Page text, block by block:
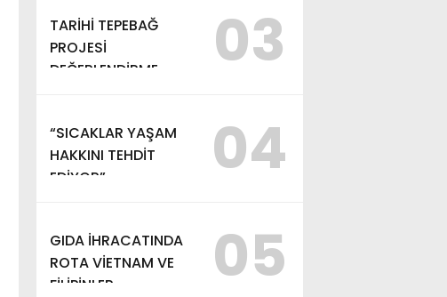
TARİHİ TEPEBAĞ
PROJESİ
DEĞERLENDİRME
03
“SICAKLAR YAŞAM
HAKKINI TEHDİT
EDİYOR”
04
GIDA İHRACATINDA
ROTA VİETNAM VE
FİLİPİNLER
05